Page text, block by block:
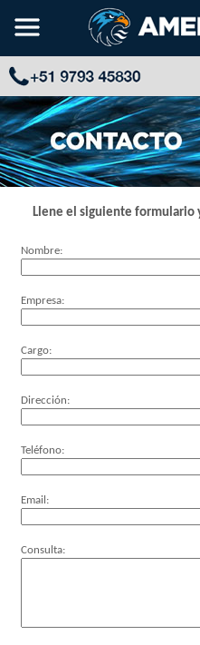
Llene el siguiente formulario
Nombre:
Empresa:
Cargo:
Dirección:
Teléfono:
Email:
Consulta: